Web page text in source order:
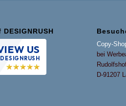
US
DESIGNRUSH
Copy-
bei
D-91207